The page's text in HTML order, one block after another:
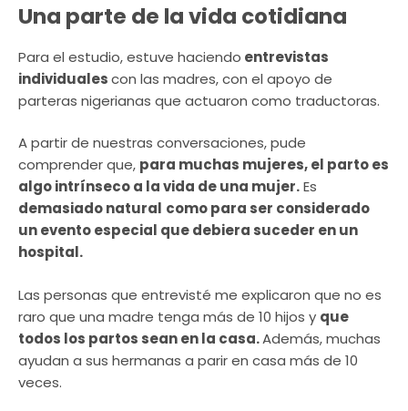
Una parte de la vida cotidiana
Para el estudio, estuve haciendo entrevistas
individualescon las madres, con el apoyo de
parteras nigerianas que actuaron como traductoras.
A partir de nuestras conversaciones, pude
comprender que, para muchas mujeres, el parto es
algo intrínseco a la vida de una mujer.Es
demasiado natural como para ser considerado
un evento especial que debiera suceder en un
hospital.
Las personas que entrevisté me explicaron que no es
raro que una madre tenga más de 10 hijos y que
todos los partos sean en la casa.Además, muchas
ayudan a sus hermanas a parir en casa más de 10
veces.